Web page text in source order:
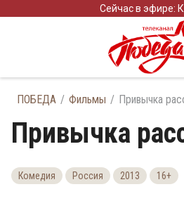
Сейчас в эфире:
ПОБЕДА Фильмы Привычка
Привычка
Комедия Россия 2013 16+